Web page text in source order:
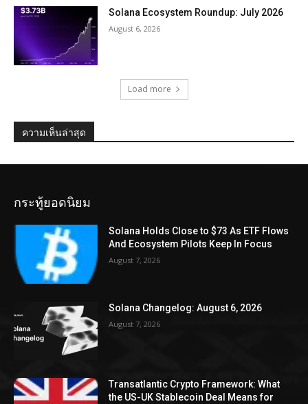
Solana Ecosystem Roundup: July 2026
August 6, 2026
Load more
ความเห็นล่าสุด
กระทู้ยอดนิยม
Solana Holds Close to $73 As ETF Flows
And Ecosystem Pilots Keep In Focus
August 7, 2026
Solana Changelog: August 6, 2026
August 7, 2026
Transatlantic Crypto Framework: What
the US-UK Stablecoin Deal Means for